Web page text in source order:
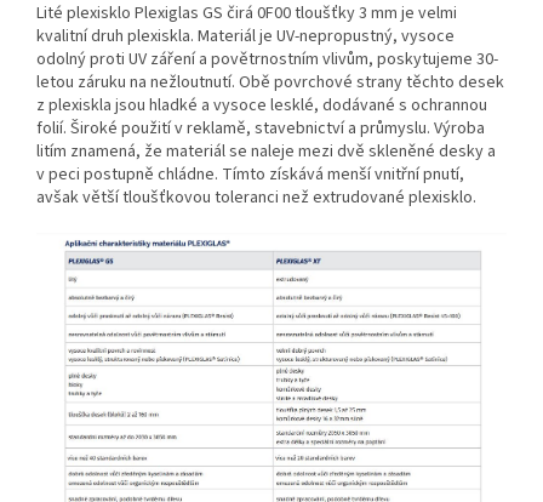
Lité plexisklo Plexiglas GS čirá 0F00 tloušťky 3 mm je velmi
kvalitní druh plexiskla. Materiál je UV-nepropustný, vysoce
odolný proti UV záření a povětrnostním vlivům, poskytujeme 30-
letou záruku na nežloutnutí. Obě povrchové strany těchto desek
z plexiskla jsou hladké a vysoce lesklé, dodávané s ochrannou
folií. Široké použití v reklamě, stavebnictví a průmyslu. Výroba
litím znamená, že materiál se naleje mezi dvě skleněné desky a
v peci postupně chládne. Tímto získává menší vnitřní pnutí,
avšak větší tloušťkovou toleranci než extrudované plexisklo.